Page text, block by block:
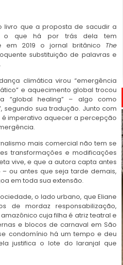
livro que a proposta de sacudir a
o que há por trás dela tem
em 2019 o jornal britânico The
substituição de palavras e
climática virou “emergência
e aquecimento global trocou
“global healing” – algo como
segundo sua tradução. Junto com
imperativo aquecer a percepção
mais comercial não tem se
transformações e modificações
vive, e que a autora capta antes
ou antes que seja tarde demais,
em toda sua extensão.
o lado urbano, que Eliane
de mordaz responsabilização,
cuja filha é atriz teatral e
e blocos de carnaval em São
condomínio há um tempo e deu
justifica o lote do laranjal que